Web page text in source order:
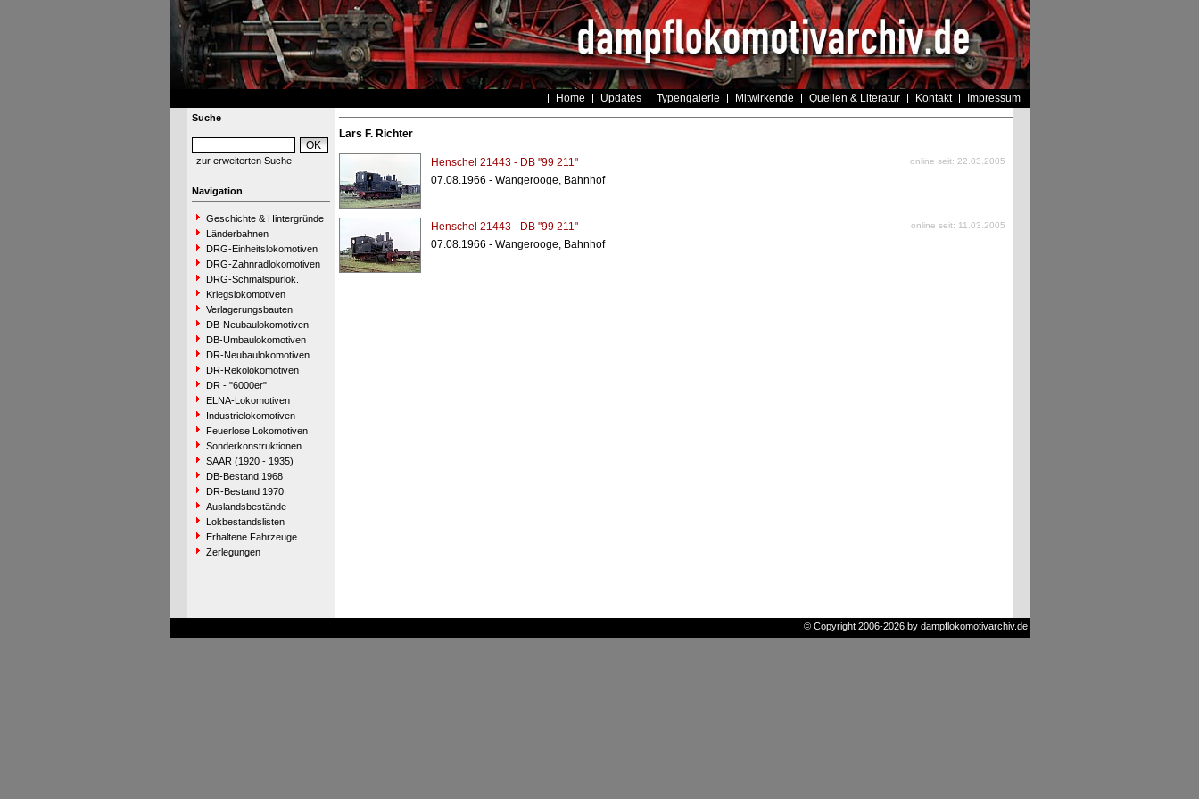
Home Updates Typengalerie Mitwirkende Quellen & Literatur Kontakt Impressum
Suche
zur erweiterten Suche
Navigation
Geschichte & Hintergründe
Länderbahnen
DRG-Einheitslokomotiven
DRG-Zahnradlokomotiven
DRG-Schmalspurlok.
Kriegslokomotiven
Verlagerungsbauten
DB-Neubaulokomotiven
DB-Umbaulokomotiven
DR-Neubaulokomotiven
DR-Rekolokomotiven
DR - "6000er"
ELNA-Lokomotiven
Industrielokomotiven
Feuerlose Lokomotiven
Sonderkonstruktionen
SAAR (1920 - 1935)
DB-Bestand 1968
DR-Bestand 1970
Auslandsbestände
Lokbestandslisten
Erhaltene Fahrzeuge
Zerlegungen
Lars F. Richter
Henschel 21443 - DB "99 211" online seit: 22.03.2005
07.08.1966 - Wangerooge, Bahnhof
Henschel 21443 - DB "99 211" online seit: 11.03.2005
07.08.1966 - Wangerooge, Bahnhof
© Copyright 2006-2026 by dampflokomotivarchiv.de